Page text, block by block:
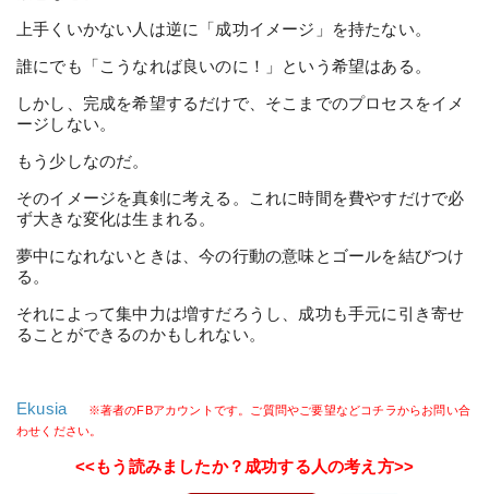
上手くいかない人は逆に「成功イメージ」を持たない。
誰にでも「こうなれば良いのに！」という希望はある。
しかし、完成を希望するだけで、そこまでのプロセスをイメ
ージしない。
もう少しなのだ。
そのイメージを真剣に考える。これに時間を費やすだけで必
ず大きな変化は生まれる。
夢中になれないときは、今の行動の意味とゴールを結びつけ
る。
それによって集中力は増すだろうし、成功も手元に引き寄せ
ることができるのかもしれない。
Ekusia
※著者のFBアカウントです。ご質問やご要望などコチラからお問い合
わせください。
<<もう読みましたか？成功する人の考え方>>